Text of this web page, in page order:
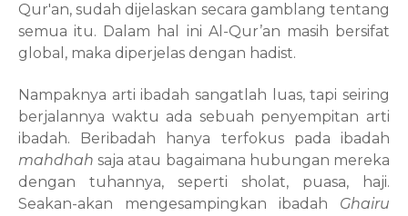
Qur'an, sudah dijelaskan secara gamblang tentang
semua itu. Dalam hal ini Al-Qur’an masih bersifat
global, maka diperjelas dengan hadist.
Nampaknya arti ibadah sangatlah luas, tapi seiring
berjalannya waktu ada sebuah penyempitan arti
ibadah. Beribadah hanya terfokus pada ibadah
mahdhah saja atau bagaimana hubungan mereka
dengan tuhannya, seperti sholat, puasa, haji.
Seakan-akan mengesampingkan ibadah Ghairu